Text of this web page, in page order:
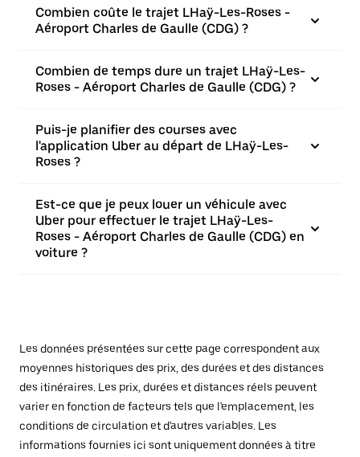
Combien coûte le trajet LHaÿ-Les-Roses -
Aéroport Charles de Gaulle (CDG) ?
Combien de temps dure un trajet LHaÿ-Les-
Roses - Aéroport Charles de Gaulle (CDG) ?
Puis-je planifier des courses avec
l'application Uber au départ de LHaÿ-Les-
Roses ?
Est-ce que je peux louer un véhicule avec
Uber pour effectuer le trajet LHaÿ-Les-
Roses - Aéroport Charles de Gaulle (CDG) en
voiture ?
Les données présentées sur cette page correspondent aux
moyennes historiques des prix, des durées et des distances
des itinéraires. Les prix, durées et distances réels peuvent
varier en fonction de facteurs tels que l'emplacement, les
conditions de circulation et d'autres variables. Les
informations fournies ici sont uniquement données à titre